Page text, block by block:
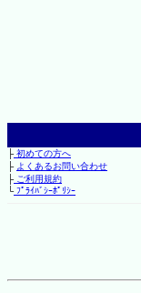
├初めての方へ
├ よくあるお問い合わせ
├ご利用規約
└ﾌﾟﾗｲﾊﾞｼｰﾎﾟﾘｼｰ